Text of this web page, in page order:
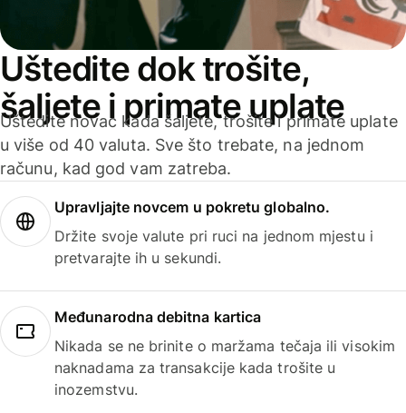
Uštedite dok trošite,
šaljete i primate uplate
Uštedite novac kada šaljete, trošite i primate uplate
u više od 40 valuta. Sve što trebate, na jednom
računu, kad god vam zatreba.
Upravljajte novcem u pokretu globalno.
Držite svoje valute pri ruci na jednom mjestu i
pretvarajte ih u sekundi.
Međunarodna debitna kartica
Nikada se ne brinite o maržama tečaja ili visokim
naknadama za transakcije kada trošite u
inozemstvu.